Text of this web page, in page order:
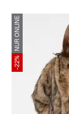
NUR ONLINE
-22%